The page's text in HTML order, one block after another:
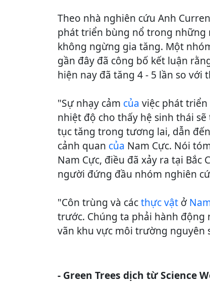
Theo nhà nghiên cứu Anh
phát triển bùng nổ trong những
không ngừng gia tăng. Một
gần đây đã công bố kết luận
hiện nay đã tăng 4 - 5 lần so với
"Sự nhạy cảm của việc phát
nhiệt độ cho thấy hệ sinh thái
tục tăng trong tương lai, dẫn
cảnh quan của Nam Cực. Nói
Nam Cực, điều đã xảy ra tại
người đứng đầu nhóm nghiên
"Côn trùng và cácthực vật ở
trước. Chúng ta phải hành
vãn khu vực môi trường nguyên
- Green Trees dịch từ Science